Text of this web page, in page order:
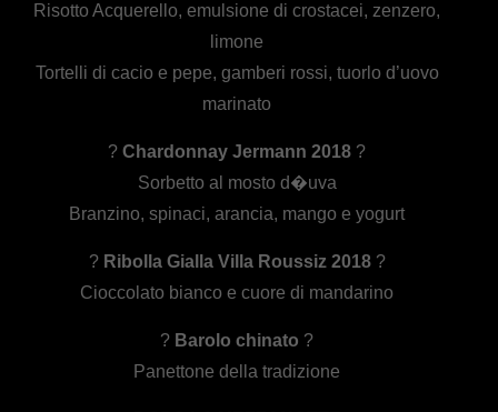
Risotto Acquerello, emulsione di crostacei, zenzero,
limone
Tortelli di cacio e pepe, gamberi rossi, tuorlo d’uovo
marinato
?Chardonnay Jermann 2018 ?
Sorbetto al mosto d�uva
Branzino, spinaci, arancia, mango e yogurt
? Ribolla Gialla Villa Roussiz 2018?
Cioccolato bianco e cuore di mandarino
? Barolo chinato ?
Panettone della tradizione